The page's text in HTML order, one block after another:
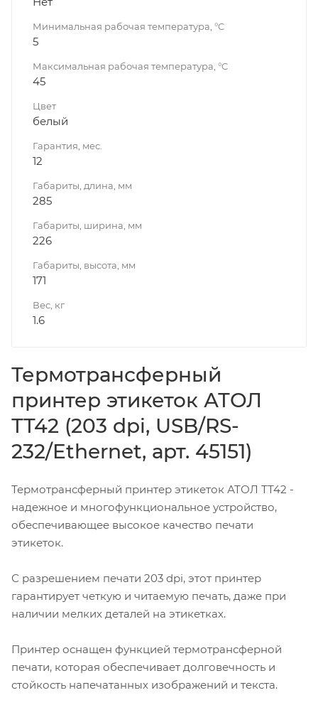
Минимальная рабочая температура, °C
5
Максимальная рабочая температура, °C
45
Цвет
белый
Гарантия, мес.
12
Габариты, длина, мм
285
Габариты, ширина, мм
226
Габариты, высота, мм
171
Вес, кг
1.6
Термотрансферный
принтер этикеток АТОЛ
ТТ42 (203 dpi, USB/RS-
232/Ethernet, арт. 45151)
Термотрансферный принтер этикеток АТОЛ ТТ42 -
надежное и многофункциональное устройство,
обеспечивающее высокое качество печати
этикеток.
С разрешением печати 203 dpi, этот принтер
гарантирует четкую и читаемую печать, даже при
наличии мелких деталей на этикетках.
Принтер оснащен функцией термотрансферной
печати, которая обеспечивает долговечность и
стойкость напечатанных изображений и текста.